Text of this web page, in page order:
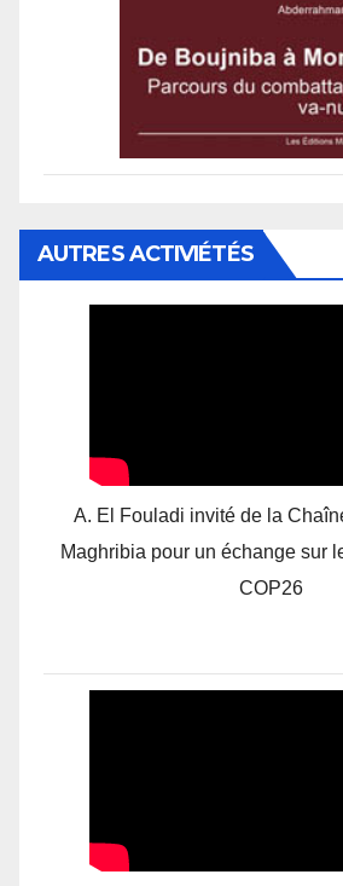
AUTRES ACTIVIÉTÉS
A. El Fouladi invité de la
Maghribia pour un échange sur
COP26